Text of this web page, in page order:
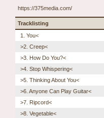
https://375media.com/
Tracklisting
1. You<
>2. Creep<
>3. How Do You?<
>4. Stop Whispering<
>5. Thinking About You<
>6. Anyone Can Play Guitar<
>7. Ripcord<
>8. Vegetable<